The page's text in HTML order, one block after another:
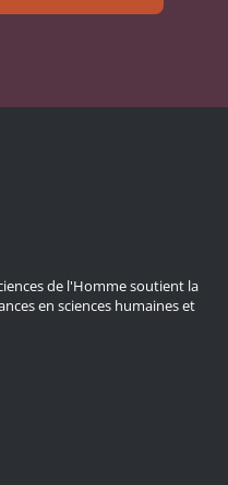
de l'Homme soutient la
en sciences humaines et